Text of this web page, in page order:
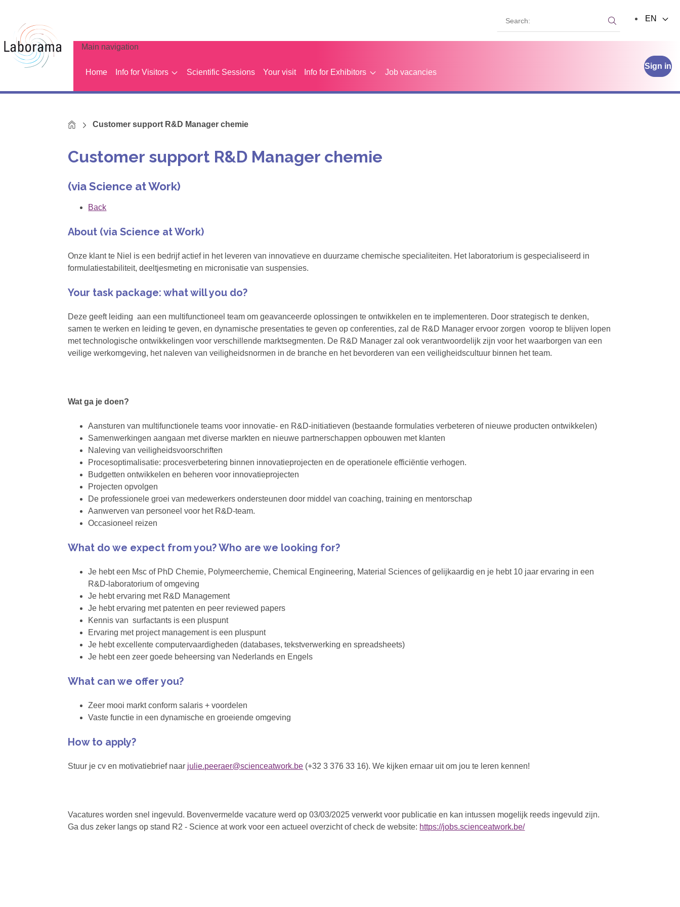
Main navigation
Home Info for Visitors Scientific Sessions Your visit Info for Exhibitors Job vacancies
Sign in
Search:
EN
HomeCustomer support R&D Manager chemie
Customer support R&D Manager chemie
(via Science at Work)
Back
About (via Science at Work)
Onze klant te Niel is een bedrijf actief in het leveren van innovatieve en duurzame chemische specialiteiten. Het laboratorium is gespecialiseerd in
formulatiestabiliteit, deeltjesmeting en micronisatie van suspensies.
Your task package: what will you do?
Deze geeft leiding aan een multifunctioneel team om geavanceerde oplossingen te ontwikkelen en te implementeren. Door strategisch te denken,
samen te werken en leiding te geven, en dynamische presentaties te geven op conferenties, zal de R&D Manager ervoor zorgen voorop te blijven lopen
met technologische ontwikkelingen voor verschillende marktsegmenten. De R&D Manager zal ook verantwoordelijk zijn voor het waarborgen van een
veilige werkomgeving, het naleven van veiligheidsnormen in de branche en het bevorderen van een veiligheidscultuur binnen het team.
Wat ga je doen?
Aansturen van multifunctionele teams voor innovatie- en R&D-initiatieven (bestaande formulaties verbeteren of nieuwe producten ontwikkelen)
Samenwerkingen aangaan met diverse markten en nieuwe partnerschappen opbouwen met klanten
Naleving van veiligheidsvoorschriften
Procesoptimalisatie: procesverbetering binnen innovatieprojecten en de operationele efficiëntie verhogen.
Budgetten ontwikkelen en beheren voor innovatieprojecten
Projecten opvolgen
De professionele groei van medewerkers ondersteunen door middel van coaching, training en mentorschap
Aanwerven van personeel voor het R&D-team.
Occasioneel reizen
What do we expect from you? Who are we looking for?
Je hebt een Msc of PhD Chemie, Polymeerchemie, Chemical Engineering, Material Sciences of gelijkaardig en je hebt 10 jaar ervaring in een
R&D-laboratorium of omgeving
Je hebt ervaring met R&D Management
Je hebt ervaring met patenten en peer reviewed papers
Kennis van surfactants is een pluspunt
Ervaring met project management is een pluspunt
Je hebt excellente computervaardigheden (databases, tekstverwerking en spreadsheets)
Je hebt een zeer goede beheersing van Nederlands en Engels
What can we offer you?
Zeer mooi markt conform salaris + voordelen
Vaste functie in een dynamische en groeiende omgeving
How to apply?
Stuur je cv en motivatiebrief naar julie.peeraer@scienceatwork.be (+32 3 376 33 16). We kijken ernaar uit om jou te leren kennen!
Vacatures worden snel ingevuld. Bovenvermelde vacature werd op 03/03/2025 verwerkt voor publicatie en kan intussen mogelijk reeds ingevuld zijn.
Ga dus zeker langs op stand R2 - Science at work voor een actueel overzicht of check de website: https://jobs.scienceatwork.be/